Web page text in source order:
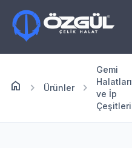
home Anasayfa
chevron_right Ürünler chevron_right
Gemi
Halatları
ve İp
Çeşitleri